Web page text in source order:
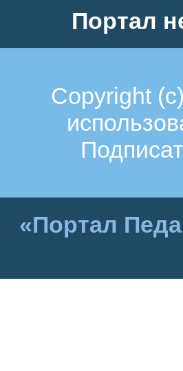
Портал
Copyright (c)
«Портал